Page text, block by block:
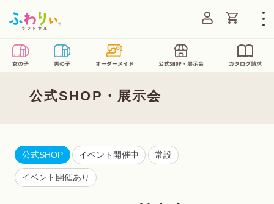
女の子 男の子 オーダーメイド 公式SHOP・展示会 カタログ請求
ログイン
公式SHOP・展示会
公式SHOP イベント開催中 常設
イベント開催あり